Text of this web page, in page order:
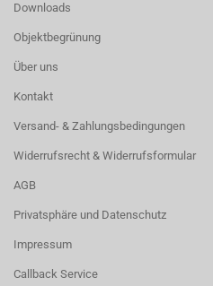
Downloads
Objektbegrünung
Über uns
Kontakt
Versand- & Zahlungsbedingungen
Widerrufsrecht & Widerrufsformular
AGB
Privatsphäre und Datenschutz
Impressum
Callback Service